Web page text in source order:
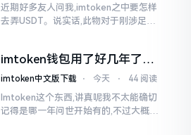
近期好多友人问我,imtoken之中要怎样
去弄USDT。说实话,此物对于刚涉足币
imtoken钱包用了好几年了，
到底多少年了？
imtoken中文版下载 ⋅ 今天 ⋅ 44 阅读
Imtoken这个东西,讲真呢我不太能确切
记得是哪一年问世开始有的,不过大概在